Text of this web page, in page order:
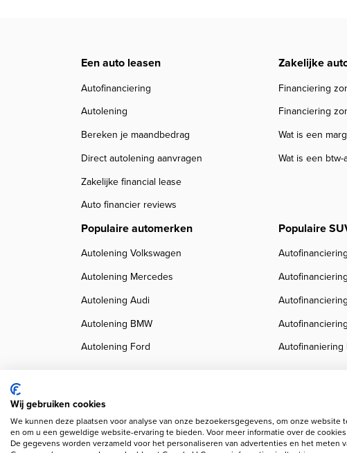
Een auto leasen
Autofinanciering
Autolening
Bereken je maandbedrag
Direct autolening aanvragen
Zakelijke financial lease
Auto financier reviews
Zakelijke
Financiering
Financiering
Wat is een
Wat is een btw-
Populaire automerken
Autolening Volkswagen
Autolening Mercedes
Autolening Audi
Autolening BMW
Autolening Ford
Populaire
Autofinaniering
Copyright navigation
Privacy verklaring Cookieverklaring Disclaimer Klanten
Wij gebruiken cookies
We kunnen deze plaatsen voor analyse van onze bezoekersgegevens, om onze
en om u een geweldige website-ervaring te bieden. Voor meer informatie over de
De gegevens worden verzameld voor het personaliseren van advertenties en het meten